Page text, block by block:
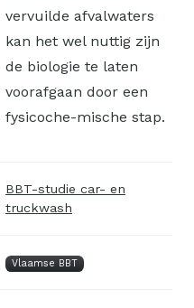
vervuilde afvalwaters
kan het wel nuttig zijn
de biologie te laten
voorafgaan door een
fysicoche-mische stap.
BBT-studie car- en
truckwash
Vlaamse BBT